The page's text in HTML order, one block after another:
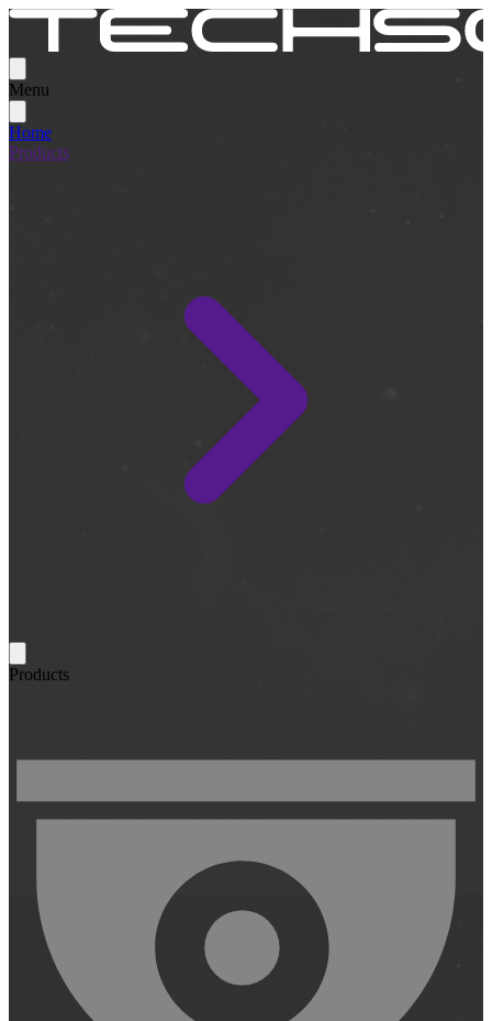
Menu
Home
Products
Products